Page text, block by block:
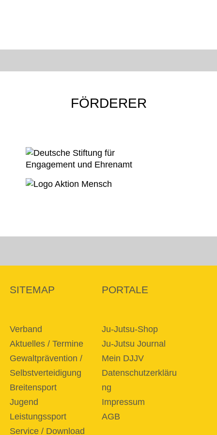
FÖRDERER
SITEMAP
Verband
Aktuelles / Termine
Gewaltprävention /
Selbstverteidigung
Breitensport
Jugend
Leistungssport
Service / Download
PORTALE
Ju-Jutsu-Shop
Ju-Jutsu Journal
Mein DJJV
Datenschutzerkläru
ng
Impressum
AGB